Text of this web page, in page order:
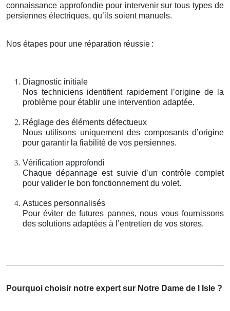
connaissance approfondie pour intervenir sur tous types de
persiennes électriques, qu’ils soient manuels.
Nos étapes pour une réparation réussie :
Diagnostic initiale
Nos techniciens identifient rapidement l’origine de la
problème pour établir une intervention adaptée.
Réglage des éléments défectueux
Nous utilisons uniquement des composants d’origine
pour garantir la fiabilité de vos persiennes.
Vérification approfondi
Chaque dépannage est suivie d’un contrôle complet
pour valider le bon fonctionnement du volet.
Astuces personnalisés
Pour éviter de futures pannes, nous vous fournissons
des solutions adaptées à l’entretien de vos stores.
Pourquoi choisir notre expert sur Notre Dame de l Isle ?